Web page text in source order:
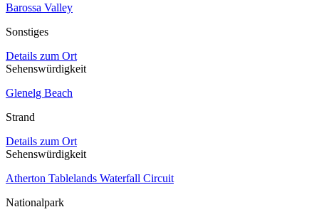
Barossa Valley
Sonstiges
Details zum Ort
Sehenswürdigkeit
Glenelg Beach
Strand
Details zum Ort
Sehenswürdigkeit
Atherton Tablelands Waterfall Circuit
Nationalpark